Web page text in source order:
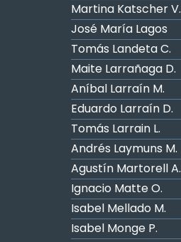
Martina Katscher V.
José María Lagos
Tomás Landeta C.
Maite Larrañaga D.
Aníbal Larraín M.
Eduardo Larraín D.
Tomás Larrain L.
Andrés Laymuns M.
Agustín Martorell A.
Ignacio Matte O.
Isabel Mellado M.
Isabel Monge P.